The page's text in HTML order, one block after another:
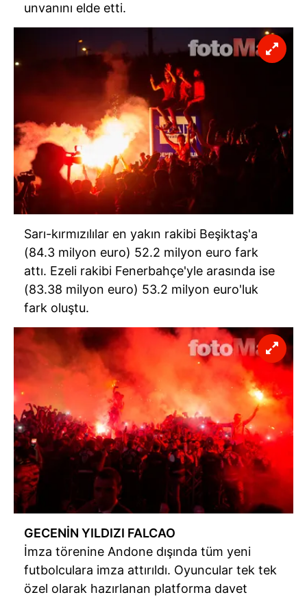
unvanını elde etti.
Sarı-kırmızılılar en yakın rakibi Beşiktaş'a
(84.3 milyon euro) 52.2 milyon euro fark
attı. Ezeli rakibi Fenerbahçe'yle arasında ise
(83.38 milyon euro) 53.2 milyon euro'luk
fark oluştu.
GECENİN YILDIZI FALCAO
İmza törenine Andone dışında tüm yeni
futbolculara imza attırıldı. Oyuncular tek tek
özel olarak hazırlanan platforma davet